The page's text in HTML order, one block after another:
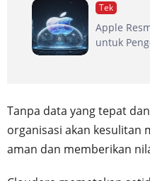
Tek
Apple
untuk
Tanpa data yang tepat
organisasi akan kesulitan
aman dan memberikan